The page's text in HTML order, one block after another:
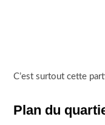
C’est surtout cette
Plan du